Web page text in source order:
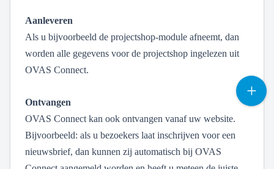
Aanleveren
Als u bijvoorbeeld de projectshop-module afneemt, dan
worden alle gegevens voor de projectshop ingelezen uit
OVAS Connect.
Ontvangen
OVAS Connect kan ook ontvangen vanaf uw website.
Bijvoorbeeld: als u bezoekers laat inschrijven voor een
nieuwsbrief, dan kunnen zij automatisch bij OVAS